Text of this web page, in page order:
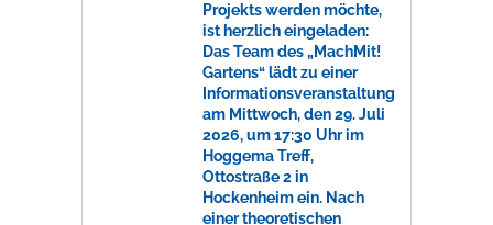
Projekts werden möchte,
ist herzlich eingeladen:
Das Team des „MachMit!
Gartens“ lädt zu einer
Informationsveranstaltung
am Mittwoch, den 29. Juli
2026, um 17:30 Uhr im
Hoggema Treff,
Ottostraße 2 in
Hockenheim ein. Nach
einer theoretischen